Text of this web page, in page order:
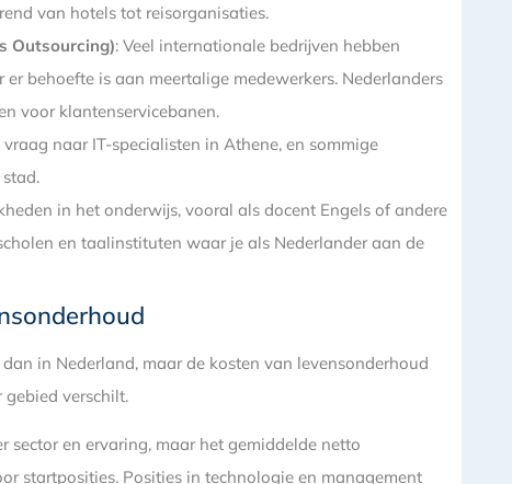
van hotels tot reisorganisaties.
Outsourcing): Veel internationale bedrijven hebben
behoefte is aan meertalige medewerkers. Nederlanders
voor klantenservicebanen.
vraag naar IT-specialisten in Athene, en sommige
in het onderwijs, vooral als docent Engels of andere
en taalinstituten waar je als Nederlander aan de
in Nederland, maar de kosten van levensonderhoud
verschilt.
sector en ervaring, maar het gemiddelde netto
startposities. Posities in technologie en management